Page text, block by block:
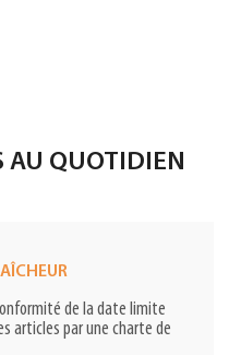
AU QUOTIDIEN
de la date limite
articles par une charte de